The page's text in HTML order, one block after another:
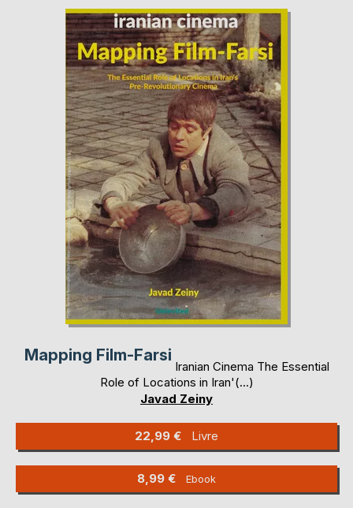
Mapping Film-Farsi
Iranian Cinema The Essential
Role of Locations in Iran'(...)
Javad Zeiny
22,99 € Livre
8,99 € Ebook